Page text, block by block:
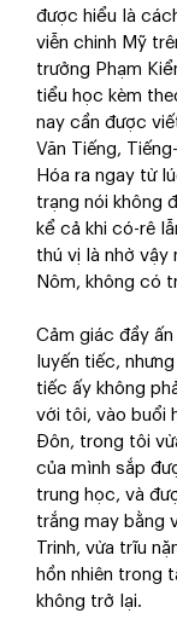
được hiểu là
viễn chinh Mỹ
trưởng Phạm
tiểu học kèm
nay cần được
Văn Tiếng,
Hóa ra ngay từ
trạng nói không
kể cả khi có-rê
thú vị là nhờ vậy
Nôm, không có
Cảm giác đầy
luyến tiếc,
tiếc ấy không
với tôi, vào buổi
Đôn, trong tôi
của mình sắp
trung học, và
trắng may bằng
Trinh, vừa trĩu
hồn nhiên trong
không trở lại.